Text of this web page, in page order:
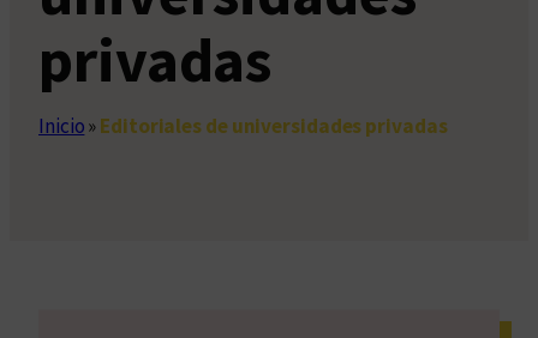
privadas
Inicio»Editoriales de universidades privadas